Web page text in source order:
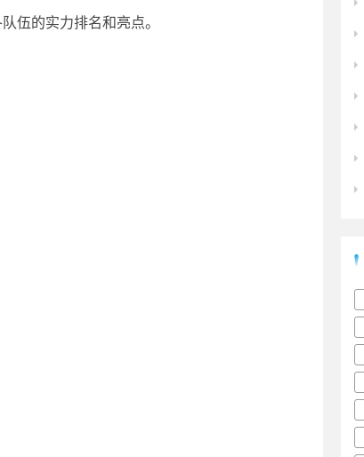
伍的实力排名和亮点。